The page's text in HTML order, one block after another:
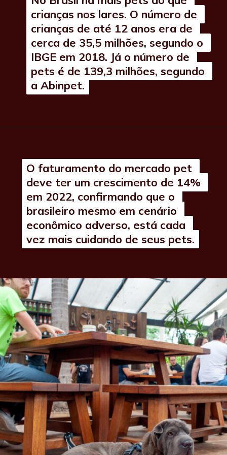
crianças nos lares. O número de
crianças de até 12 anos era de
cerca de 35,5 milhões, segundo o
IBGE em 2018. Já o número de
pets é de 139,3 milhões, segundo
a Abinpet.
crianças nos lares. O número de
crianças de até 12 anos era de
cerca de 35,5 milhões, segundo o
IBGE em 2018. Já o número de
pets é de 139,3 milhões, segundo
a Abinpet.
O faturamento do mercado pet
deve ter um crescimento de 14%
em 2022, confirmando que o
brasileiro mesmo em cenário
econômico adverso, está cada
vez mais cuidando de seus pets.
O faturamento do mercado pet
deve ter um crescimento de 14%
em 2022, confirmando que o
brasileiro mesmo em cenário
econômico adverso, está cada
vez mais cuidando de seus pets.